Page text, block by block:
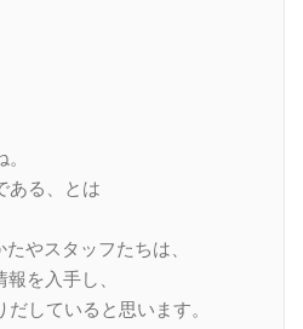
ある、とは
やスタッフたちは、
を入手し、
していると思います。